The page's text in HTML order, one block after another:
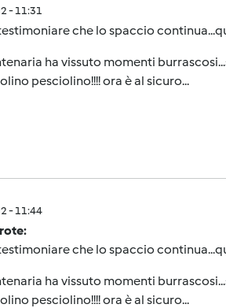
- 11:31
che lo spaccio
ha vissuto momenti
pesciolino!!!! ora è al sicuro...
- 11:44
che lo spaccio
ha vissuto momenti
pesciolino!!!! ora è al sicuro...